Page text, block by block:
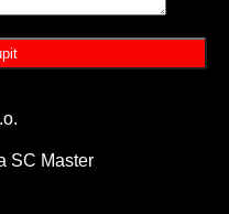
SC Master